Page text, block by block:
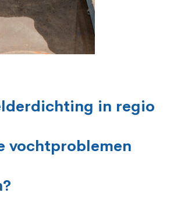
in regio
vochtproblemen